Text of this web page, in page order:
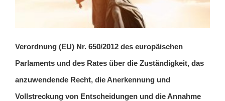
Verordnung (EU) Nr. 650/2012 des europäischen
Parlaments und des Rates über die Zuständigkeit, das
anzuwendende Recht, die Anerkennung und
Vollstreckung von Entscheidungen und die Annahme